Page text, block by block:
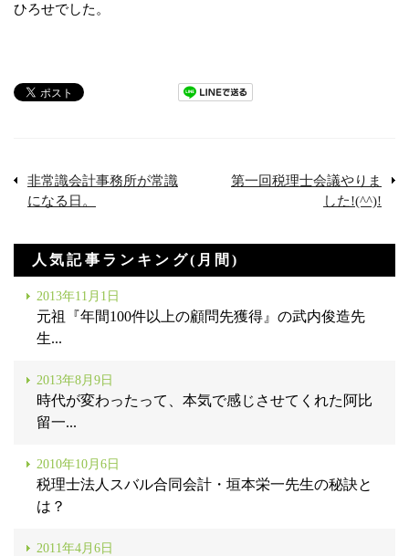
ひろせでした。
非常識会計事務所が常識
になる日。
第一回税理士会議やりま
した!(^^)!
人気記事ランキング(月間)
2013年11月1日
元祖『年間100件以上の顧問先獲得』の武内俊造先
生...
2013年8月9日
時代が変わったって、本気で感じさせてくれた阿比
留一...
2010年10月6日
税理士法人スバル合同会計・垣本栄一先生の秘訣と
は？
2011年4月6日